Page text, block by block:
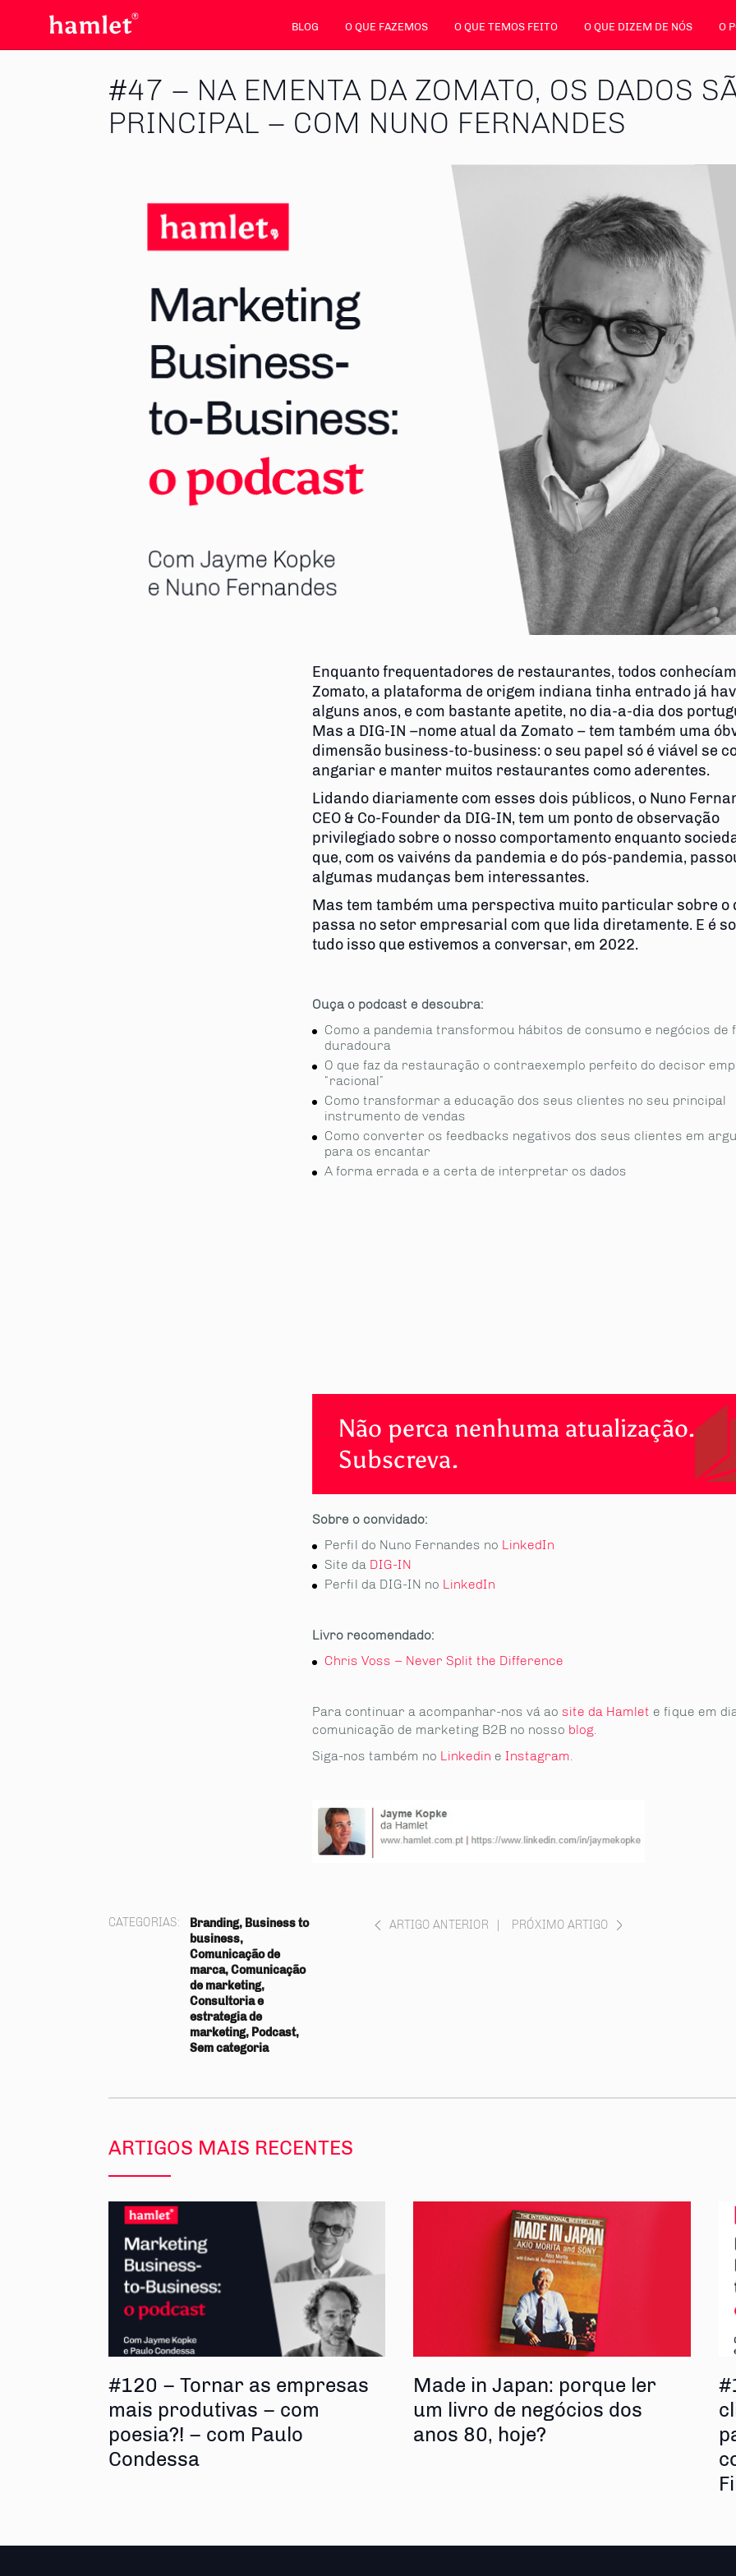
BLOG O QUE FAZEMOS O QUE TEMOS FEITO O QUE DIZEM DE NÓS O
#47 – NA EMENTA DA ZOMATO, OS DADOS
PRINCIPAL – COM NUNO FERNANDES
Enquanto frequentadores de restaurantes, todos
Zomato, a plataforma de origem indiana tinha entrado já
alguns anos, e com bastante apetite, no dia-a-dia dos
Mas a DIG-IN –nome atual da Zomato – tem também uma
dimensão business-to-business: o seu papel só é viável se
angariar e manter muitos restaurantes como aderentes.
Lidando diariamente com esses dois públicos, o Nuno
CEO & Co-Founder da DIG-IN, tem um ponto de observação
privilegiado sobre o nosso comportamento enquanto
que, com os vaivéns da pandemia e do pós-pandemia,
algumas mudanças bem interessantes.
Mas tem também uma perspectiva muito particular sobre o
passa no setor empresarial com que lida diretamente. E é
tudo isso que estivemos a conversar, em 2022.
Ouça o podcast e descubra:
Como a pandemia transformou hábitos de consumo e negócios de
duradoura
O que faz da restauração o contraexemplo perfeito do decisor
“racional”
Como transformar a educação dos seus clientes no seu principal
instrumento de vendas
Como converter os feedbacks negativos dos seus clientes em
para os encantar
A forma errada e a certa de interpretar os dados
Não perca nenhuma atualização.
Subscreva.
Sobre o convidado:
Perfil do Nuno Fernandes no LinkedIn
Site da DIG-IN
Perfil da DIG-IN no LinkedIn
Livro recomendado:
Chris Voss – Never Split the Difference
Para continuar a acompanhar-nos vá ao site da Hamlet e fique em
comunicação de marketing B2B no nosso blog.
Siga-nos também no Linkedin e Instagram
CATEGORIAS:
Branding, Business to
business,
Comunicação de
marca, Comunicação
de marketing,
Consultoria e
estrategia de
marketing, Podcast,
Sem categoria
ARTIGO ANTERIOR PRÓXIMO ARTIGO
ARTIGOS MAIS RECENTES
#120 – Tornar as empresas
mais produtivas – com
poesia?! – com Paulo
Condessa
Made in Japan: porque ler
um livro de negócios dos
anos 80, hoje?